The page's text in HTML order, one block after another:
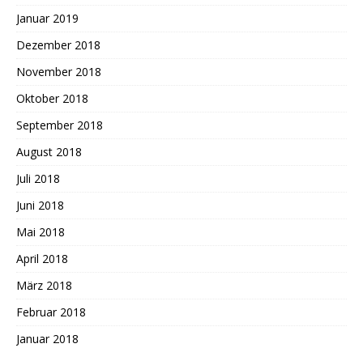
Januar 2019
Dezember 2018
November 2018
Oktober 2018
September 2018
August 2018
Juli 2018
Juni 2018
Mai 2018
April 2018
März 2018
Februar 2018
Januar 2018